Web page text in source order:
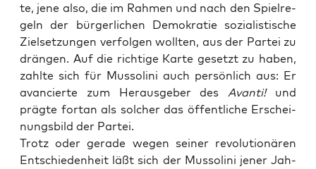
te, jene also, die im Rah­men und nach den Spiel­re­
geln der bür­ger­li­chen Demo­kra­tie sozia­lis­ti­sche
Ziel­set­zun­gen ver­fol­gen woll­ten, aus der Par­tei zu
drän­gen. Auf die rich­ti­ge Kar­te gesetzt zu haben,
zahl­te sich für Mus­so­li­ni auch per­sön­lich aus: Er
avan­cier­te zum Her­aus­ge­ber desAvan­ti!und
präg­te fort­an als sol­cher das öffent­li­che Erschei­
nungs­bild der Partei.
Trotz oder gera­de wegen sei­ner revo­lu­tio­nä­ren
Ent­schie­den­heit läßt sich der Mus­so­li­ni jener Jah­